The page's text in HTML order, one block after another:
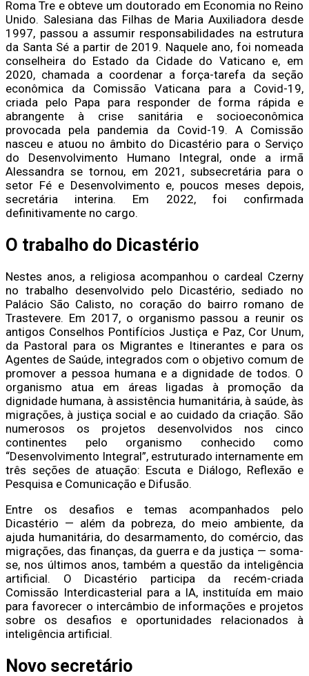
Roma Tre e obteve um doutorado em Economia no Reino
Unido. Salesiana das Filhas de Maria Auxiliadora desde
1997, passou a assumir responsabilidades na estrutura
da Santa Sé a partir de 2019. Naquele ano, foi nomeada
conselheira do Estado da Cidade do Vaticano e, em
2020, chamada a coordenar a força-tarefa da seção
econômica da Comissão Vaticana para a Covid-19,
criada pelo Papa para responder de forma rápida e
abrangente à crise sanitária e socioeconômica
provocada pela pandemia da Covid-19. A Comissão
nasceu e atuou no âmbito do Dicastério para o Serviço
do Desenvolvimento Humano Integral, onde a irmã
Alessandra se tornou, em 2021, subsecretária para o
setor Fé e Desenvolvimento e, poucos meses depois,
secretária interina. Em 2022, foi confirmada
definitivamente no cargo.
O trabalho do Dicastério
Nestes anos, a religiosa acompanhou o cardeal Czerny
no trabalho desenvolvido pelo Dicastério, sediado no
Palácio São Calisto, no coração do bairro romano de
Trastevere. Em 2017, o organismo passou a reunir os
antigos Conselhos Pontifícios Justiça e Paz, Cor Unum,
da Pastoral para os Migrantes e Itinerantes e para os
Agentes de Saúde, integrados com o objetivo comum de
promover a pessoa humana e a dignidade de todos. O
organismo atua em áreas ligadas à promoção da
dignidade humana, à assistência humanitária, à saúde, às
migrações, à justiça social e ao cuidado da criação. São
numerosos os projetos desenvolvidos nos cinco
continentes pelo organismo conhecido como
“Desenvolvimento Integral”, estruturado internamente em
três seções de atuação: Escuta e Diálogo, Reflexão e
Pesquisa e Comunicação e Difusão.
Entre os desafios e temas acompanhados pelo
Dicastério — além da pobreza, do meio ambiente, da
ajuda humanitária, do desarmamento, do comércio, das
migrações, das finanças, da guerra e da justiça — soma-
se, nos últimos anos, também a questão da inteligência
artificial. O Dicastério participa da recém-criada
Comissão Interdicasterial para a IA, instituída em maio
para favorecer o intercâmbio de informações e projetos
sobre os desafios e oportunidades relacionados à
inteligência artificial.
Novo secretário